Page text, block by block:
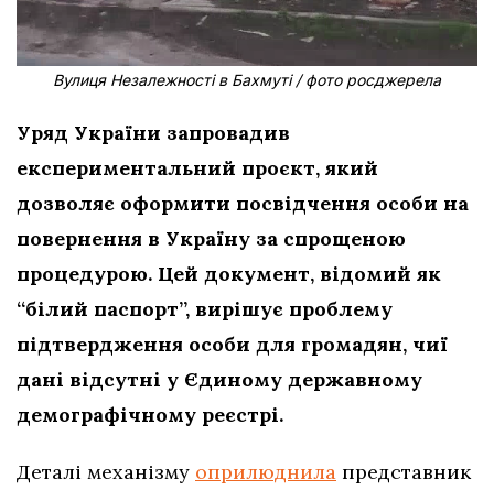
Вулиця Незалежності в Бахмуті / фото росджерела
Уряд України запровадив
експериментальний проєкт, який
дозволяє оформити посвідчення особи на
повернення в Україну за спрощеною
процедурою. Цей документ, відомий як
“білий паспорт”, вирішує проблему
підтвердження особи для громадян, чиї
дані відсутні у Єдиному державному
демографічному реєстрі.
Деталі механізму оприлюднила представник